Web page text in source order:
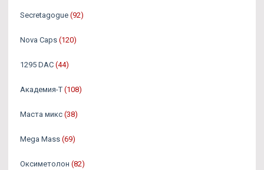
Secretagogue (92)
Nova Caps (120)
1295 DAC (44)
Академия-Т (108)
Маста микс (38)
Mega Mass (69)
Оксиметолон (82)